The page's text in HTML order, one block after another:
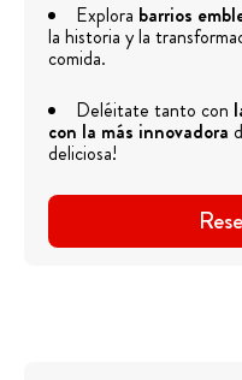
Explora barrios
la historia y la
comida.
Deléitate tanto con
con la más innovadora
deliciosa!